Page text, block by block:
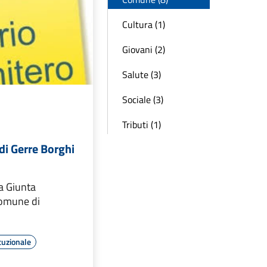
Gerre Borghi
Giunta
di
Cultura (1)
Giovani (2)
Salute (3)
Sociale (3)
Tributi (1)